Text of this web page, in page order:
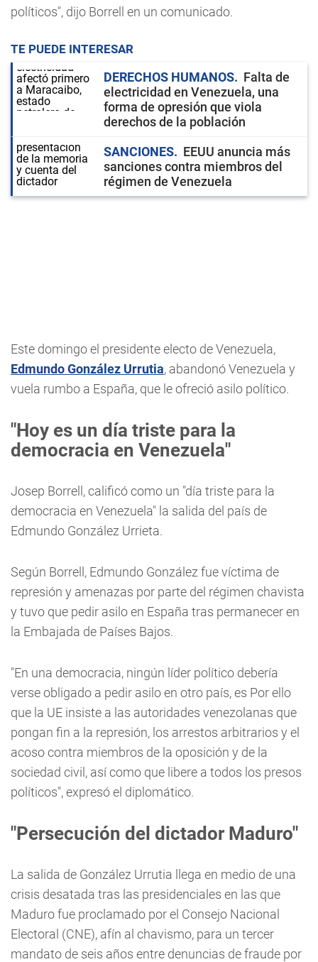
políticos", dijo Borrell en un comunicado.
TE PUEDE INTERESAR
DERECHOS HUMANOS
Falta de
electricidad en Venezuela, una
forma de opresión que viola
derechos de la población
SANCIONES
EEUU anuncia más
sanciones contra miembros del
régimen de Venezuela
Este domingo el presidente electo de Venezuela,
Edmundo González Urrutia, abandonó Venezuela y
vuela rumbo a España, que le ofreció asilo político.
"Hoy es un día triste para la
democracia en Venezuela"
Josep Borrell, calificó como un "día triste para la
democracia en Venezuela" la salida del país de
Edmundo González Urrieta.
Según Borrell, Edmundo González fue víctima de
represión y amenazas por parte del régimen chavista
y tuvo que pedir asilo en España tras permanecer en
la Embajada de Países Bajos.
"En una democracia, ningún líder político debería
verse obligado a pedir asilo en otro país, es Por ello
que la UE insiste a las autoridades venezolanas que
pongan fin a la represión, los arrestos arbitrarios y el
acoso contra miembros de la oposición y de la
sociedad civil, así como que libere a todos los presos
políticos", expresó el diplomático.
"Persecución del dictador Maduro"
La salida de González Urrutia llega en medio de una
crisis desatada tras las presidenciales en las que
Maduro fue proclamado por el Consejo Nacional
Electoral (CNE), afín al chavismo, para un tercer
mandato de seis años entre denuncias de fraude por